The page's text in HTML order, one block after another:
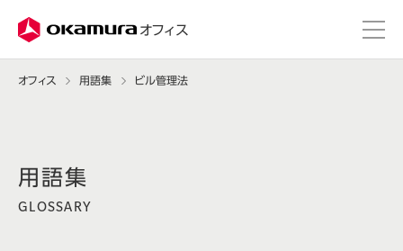
オフィス
オフィス 用語集 ビル管理法
GLOSSARY